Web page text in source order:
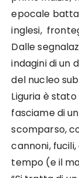
epocale
inglesi,
Dalle
indagini di un
del nucleo
Liguria è
fasciame di
scomparso,
cannoni,
tempo (e il